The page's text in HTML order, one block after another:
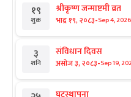
१९
शुक्र
श्रीकृष्ण जन्माष्टमी व्रत
भाद्र १९, २०८३-Sep 4, 2026
३
शनि
संविधान दिवस
असोज ३, २०८३-Sep 19,
घटस्थापना